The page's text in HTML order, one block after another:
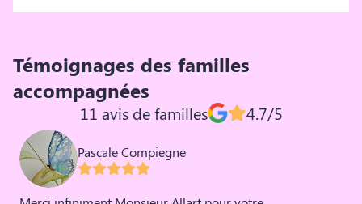
Témoignages des familles
accompagnées
11 avis de familles 4.7/5
Pascale Compiegne